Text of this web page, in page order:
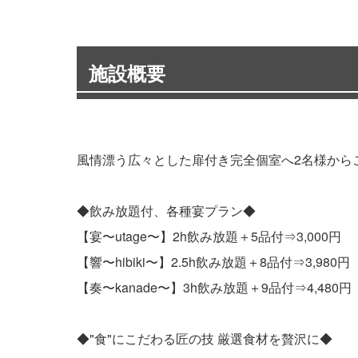
施設概要
風情漂う広々とした扉付き完全個室へ2名様から
◆飲み放題付、各種宴プラン◆
【宴〜utage〜】2h飲み放題＋5品付⇒3,000円
【響〜hibiki〜】2.5h飲み放題＋8品付⇒3,980円
【奏〜kanade〜】3h飲み放題＋9品付⇒4,480円
◆"食"にこだわる匠の技 厳選食材を贅沢に◆